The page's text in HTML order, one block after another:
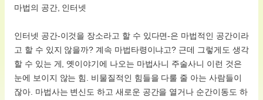
마법의 공간, 인터넷
인터넷 공간-이것을 장소라고 할 수 있다면-은 마법적인 공간이라
고 할 수 있지 않을까? 계속 마법타령이냐고? 근데 그렇게도 생각
할 수 있는 게, 옛이야기에 나오는 마법사니 주술사니 이런 것은
눈에 보이지 않는 힘. 비물질적인 힘들을 다룰 줄 아는 사람들이
잖아. 마법사는 변신도 하고 새로운 공간을 열거나 순간이동도 하